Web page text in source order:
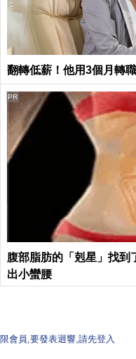
翻轉低薪！他用3個月轉
腹部脂肪的「剋星」找到
出小蠻腰
PR
限會員,要發表迴響,請先登入